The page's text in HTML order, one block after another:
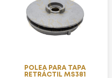
POLEA PARA TAPA
RETRÁCTIL MS381